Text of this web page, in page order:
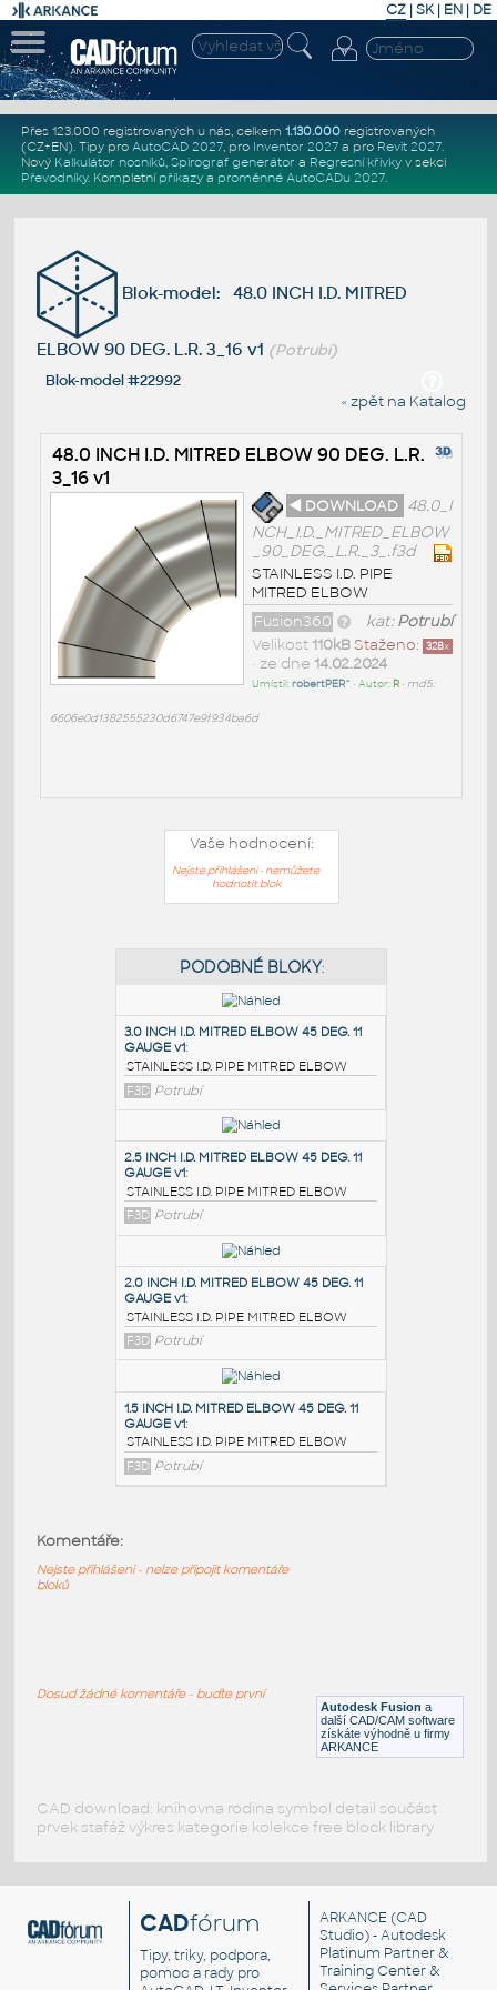
CZ | SK| EN | DE
Přes 123.000 registrovaných u nás, celkem 1.130.000registrovaných
(CZ+EN). Tipy pro AutoCAD 2027, pro Inventor 2027a pro Revit 2027.
Nový Kalkulátor nosníků, Spirograf generátor a Regresní křivkyv sekci
Převodníky. Kompletní příkazya proměnné AutoCADu 2027.
Blok-model: 48.0 INCH I.D. MITRED
ELBOW 90 DEG. L.R. 3_16 v1 (Potrubí)
Blok-model #22992
« zpět na Katalog
48.0 INCH I.D. MITRED ELBOW 90 DEG. L.R.
3_16 v1
◄ DOWNLOAD 48.0_I
NCH_I.D._MITRED_ELBOW
_90_DEG._L.R._3_.f3d
STAINLESS I.D. PIPE
MITRED ELBOW
kat:Potrubí
Fusion360
Staženo: 328x
Velikost 110kB
• ze dne 14.02.2024
Umístil:robertPER^ • Autor: R• md5:
6606e0d1382555230d6747e9f934ba6d
Vaše hodnocení:
Nejste přihlášeni - nemůžete
hodnotit blok
PODOBNÉ BLOKY:
3.0 INCH I.D. MITRED ELBOW 45 DEG. 11
GAUGE v1:
STAINLESS I.D. PIPE MITRED ELBOW
F3D Potrubí
2.5 INCH I.D. MITRED ELBOW 45 DEG. 11
STAINLESS I.D. PIPE MITRED ELBOW
F3D Potrubí
F3D Potrubí
STAINLESS I.D. PIPE MITRED ELBOW
Autodesk Fusion a
další CAD/CAM software
získáte výhodně u firmy
ARKANCE
Komentáře:
Nejste přihlášeni - nelze připojit komentáře
bloků
Dosud žádné komentáře - buďte první
CAD download: knihovna rodina symbol detail součást
prvek stafáž výkres kategorie kolekce free block library
CADfórum
Tipy, triky, podpora,
pomoc a rady pro
ARKANCE (CAD
Studio) - Autodesk
Platinum Partner &
Training Center &